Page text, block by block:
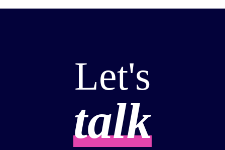
Let's
talk